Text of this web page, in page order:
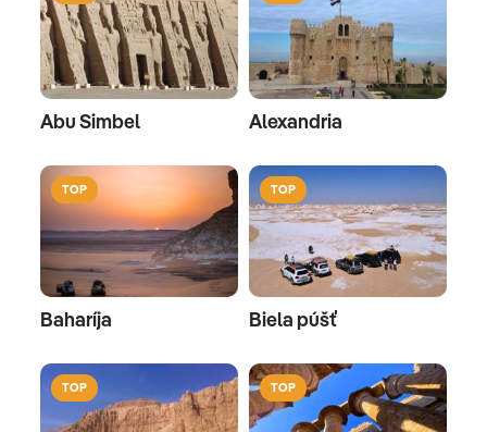
Abu Simbel Alexandria
TOP
Baharíja
TOP
Biela púšť
TOP TOP